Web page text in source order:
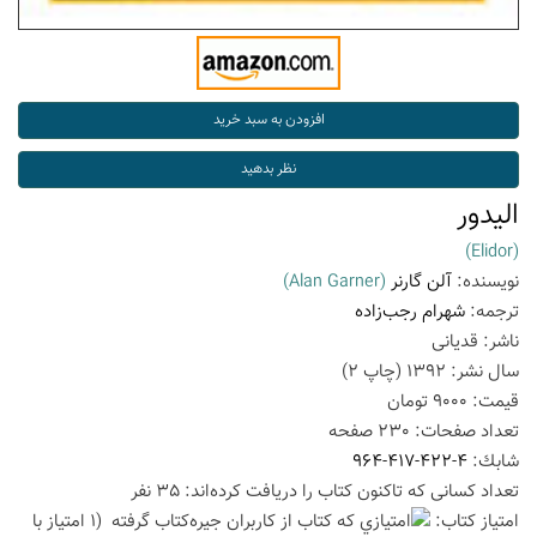
الیدور
(Elidor)
نویسنده: آلن گارنر (Alan Garner)
ترجمه: شهرام رجب‌زاده
ناشر: قدیانی
سال نشر: 1392 (چاپ 2
)
قیمت: 9000 تومان
تعداد صفحات: 230 صفحه
شابك: 964-417-422-4
تعداد كسانی كه تاكنون كتاب را دریافت كرده‌اند: 35 نفر
امتیاز كتاب:
(1 امتیاز با